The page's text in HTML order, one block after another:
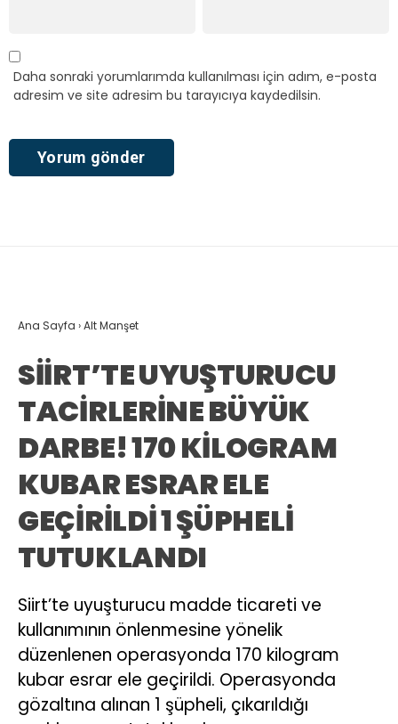
Daha sonraki yorumlarımda kullanılması için adım, e-posta
adresim ve site adresim bu tarayıcıya kaydedilsin.
Ana Sayfa ›Alt Manşet
SİİRT’TE UYUŞTURUCU
TACİRLERİNE BÜYÜK
DARBE! 170 KİLOGRAM
KUBAR ESRAR ELE
GEÇİRİLDİ 1 ŞÜPHELİ
TUTUKLANDI
Siirt’te uyuşturucu madde ticareti ve
kullanımının önlenmesine yönelik
düzenlenen operasyonda 170 kilogram
kubar esrar ele geçirildi. Operasyonda
gözaltına alınan 1 şüpheli, çıkarıldığı